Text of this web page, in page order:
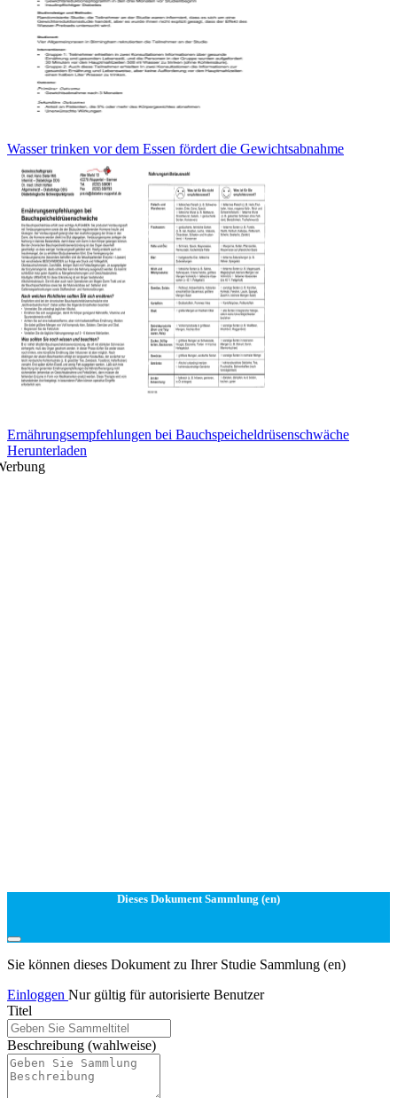
Wasser trinken vor dem Essen fördert die Gewichtsabnahme
Ernährungsempfehlungen bei Bauchspeicheldrüsenschwäche
Herunterladen
Dieses Dokument Sammlung (en)
Sie können dieses Dokument zu Ihrer Studie Sammlung (en)
Einloggen Nur gültig für autorisierte Benutzer
Titel
Beschreibung (wahlweise)